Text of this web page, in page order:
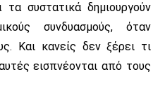
συστατικά δημιουργούν
συνδυασμούς, όταν
Και κανείς δεν ξέρει τι
εισπνέονται από τους